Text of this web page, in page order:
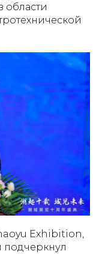
области
Exhibition,
подчеркнул